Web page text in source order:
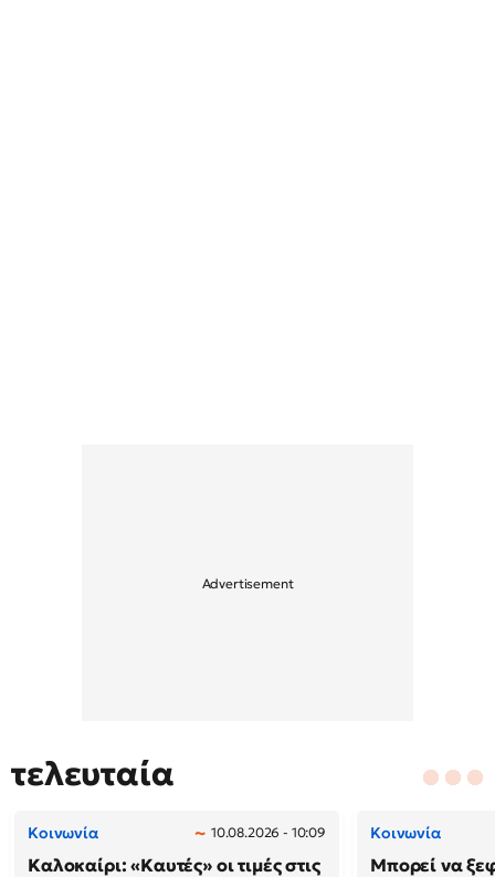
τελευταία
Κοινωνία 10.08.2026 - 10:09
Καλοκαίρι: «Καυτές» οι τιμές στις
Κοινωνία
Μπορεί να